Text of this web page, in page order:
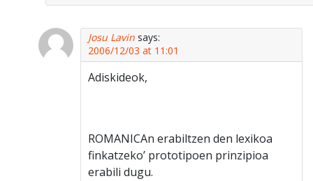
Josu Lavin says:
2006/12/03 at 11:01
Adiskideok,
ROMANICAn erabiltzen den lexikoa
finkatzeko’ prototipoen prinzipioa
erabili dugu.